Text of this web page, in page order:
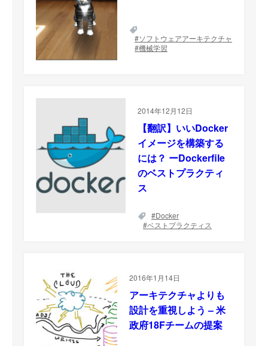
ソフトウェアアーキテクチャ
機械学習
2014年12月12日
【翻訳】いいDocker
イメージを構築する
には？ ーDockerfile
のベストプラクティ
ス
Docker
ベストプラクティス
2016年1月14日
アーキテクチャよりも
設計を重視しよう – 米
政府18Fチームの提案